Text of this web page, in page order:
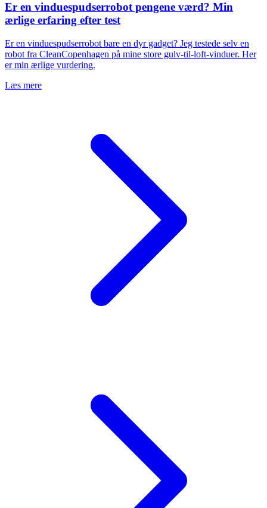
Er en vinduespudserrobot pengene værd? Min
ærlige erfaring efter test
Er en vinduespudserrobot bare en dyr gadget? Jeg testede selv en
robot fra CleanCopenhagen på mine store gulv-til-loft-vinduer. Her
er min ærlige vurdering.
Læs mere